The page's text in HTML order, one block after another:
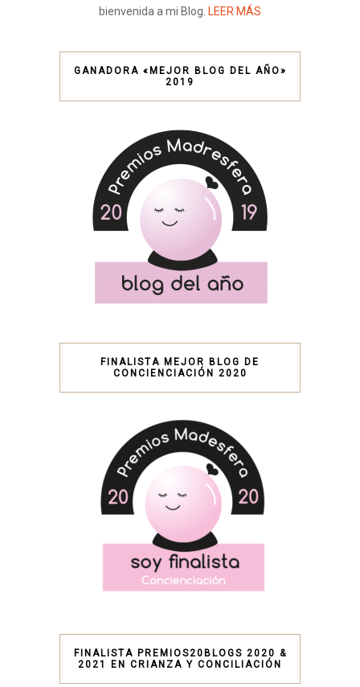
bienvenida a mi Blog. LEER MÁS
GANADORA «MEJOR BLOG DEL AÑO»
2019
FINALISTA MEJOR BLOG DE
CONCIENCIACIÓN 2020
FINALISTA PREMIOS20BLOGS 2020 &
2021 EN CRIANZA Y CONCILIACIÓN